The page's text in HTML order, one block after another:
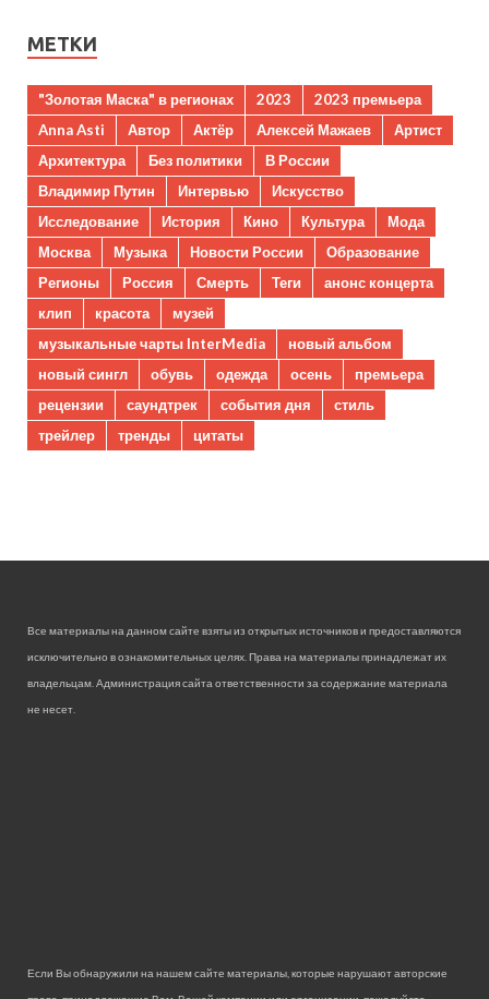
МЕТКИ
"Золотая Маска" в регионах 2023
2023 премьера
Anna Asti
Автор Актёр Алексей Мажаев
Артист
Архитектура
Без политики
В России
Владимир Путин
Интервью
Искусство
Исследование
История Кино Культура
Мода
Москва
Музыка Новости России
Образование
Регионы
Россия Смерть Теги
анонс концерта
клип
красота
музей
музыкальные чарты InterMedia
новый альбом
новый сингл
обувь одежда осень
премьера
рецензии
саундтрек события дня
стиль
трейлер
тренды цитаты
Все материалы на данном сайте взяты из открытых источников и предоставляются
исключительно в ознакомительных целях. Права на материалы принадлежат их
владельцам. Администрация сайта ответственности за содержание материала
не несет.
Если Вы обнаружили на нашем сайте материалы, которые нарушают авторские